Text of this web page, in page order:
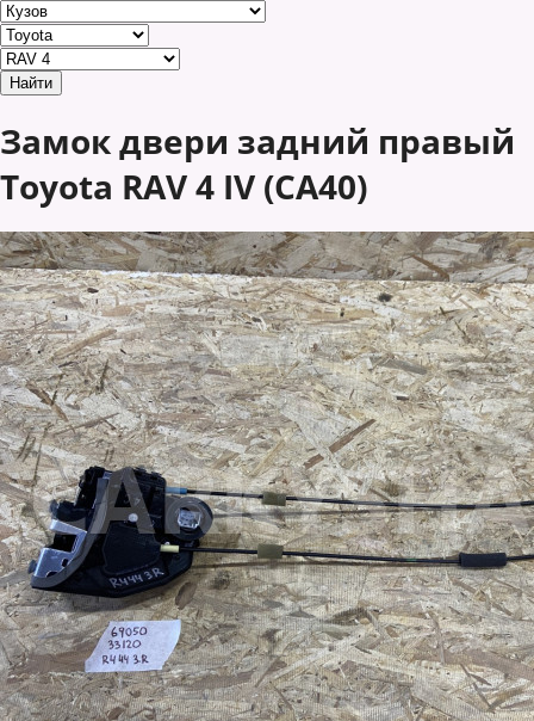
Замок двери задний правый
Toyota RAV 4 IV (CA40)